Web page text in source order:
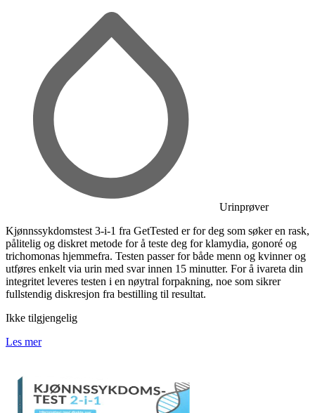
Urinprøver
Kjønnssykdomstest 3-i-1 fra GetTested er for deg som søker en rask,
pålitelig og diskret metode for å teste deg for klamydia, gonoré og
trichomonas hjemmefra. Testen passer for både menn og kvinner og
utføres enkelt via urin med svar innen 15 minutter. For å ivareta din
integritet leveres testen i en nøytral forpakning, noe som sikrer
fullstendig diskresjon fra bestilling til resultat.
Ikke tilgjengelig
Les mer